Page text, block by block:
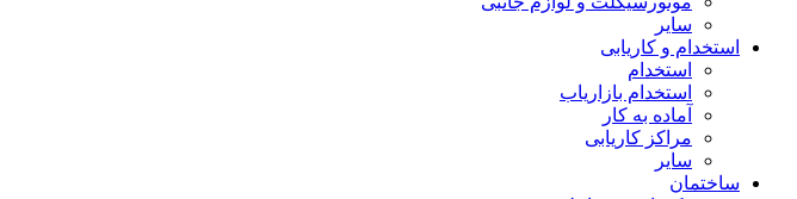
سایر
استخدام و کاریابی
استخدام
استخدام بازاریاب
آماده به کار
مراکز کاریابی
سایر
ساختمان